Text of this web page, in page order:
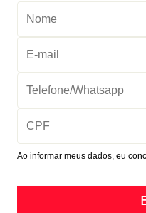
Ao informar meus dados, eu